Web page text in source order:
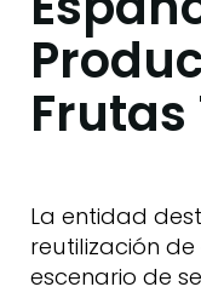
La entidad
reutilización
escenario de